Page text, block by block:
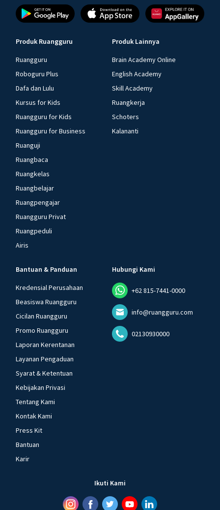
Produk Ruangguru
Ruangguru
Roboguru Plus
Dafa dan Lulu
Kursus for Kids
Ruangguru for Kids
Ruangguru for Business
Ruanguji
Ruangbaca
Ruangkelas
Ruangbelajar
Ruangpengajar
Ruangguru Privat
Ruangpeduli
Airis
Produk Lainnya
Brain Academy Online
English Academy
Skill Academy
Ruangkerja
Schoters
Kalananti
Bantuan & Panduan
Kredensial Perusahaan
Beasiswa Ruangguru
Cicilan Ruangguru
Promo Ruangguru
Laporan Kerentanan
Layanan Pengaduan
Syarat & Ketentuan
Kebijakan Privasi
Tentang Kami
Kontak Kami
Press Kit
Bantuan
Karir
Hubungi Kami
+62 815-7441-0000
info@ruangguru.com
02130930000
Ikuti Kami